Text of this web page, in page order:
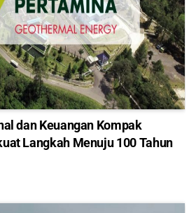
dan Keuangan Kompak
Langkah Menuju 100 Tahun